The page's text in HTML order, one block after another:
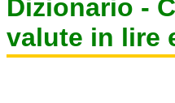
Dizionario -
valute in lire